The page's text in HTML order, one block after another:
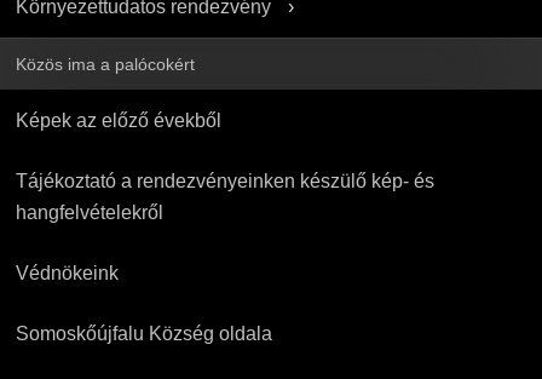
Környezettudatos rendezvény
Közös ima a palócokért
Képek az előző évekből
Tájékoztató a rendezvényeinken készülő kép- és
hangfelvételekről
Védnökeink
Somoskőújfalu Község oldala